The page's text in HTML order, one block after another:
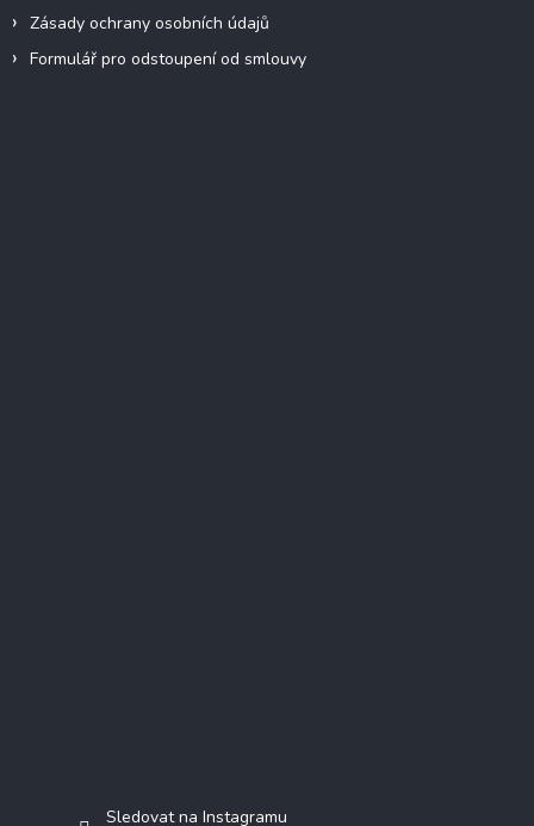
Zásady ochrany osobních údajů
Formulář pro odstoupení od smlouvy
Sledovat na Instagramu